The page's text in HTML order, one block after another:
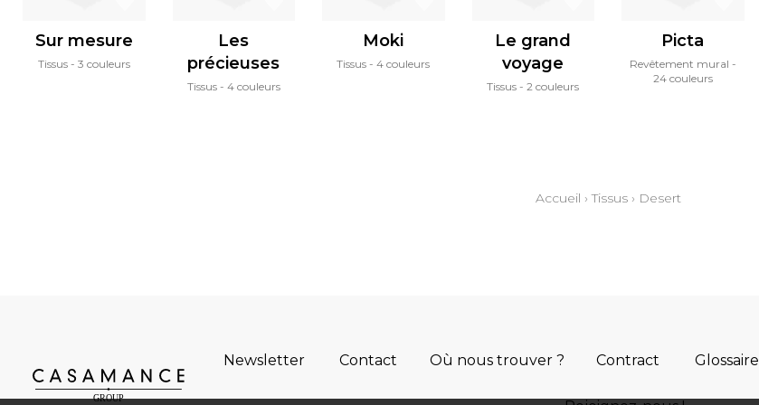
Sur mesure
Tissus 3 couleurs
Les
précieuses
Tissus 4 couleurs
Moki
Tissus 4 couleurs
Le grand
voyage
Tissus 2 couleurs
Picta
Revêtement mural
24 couleurs
Accueil ›Tissus› Desert
Newsletter Contact Où nous trouver ? Contract Glossaire